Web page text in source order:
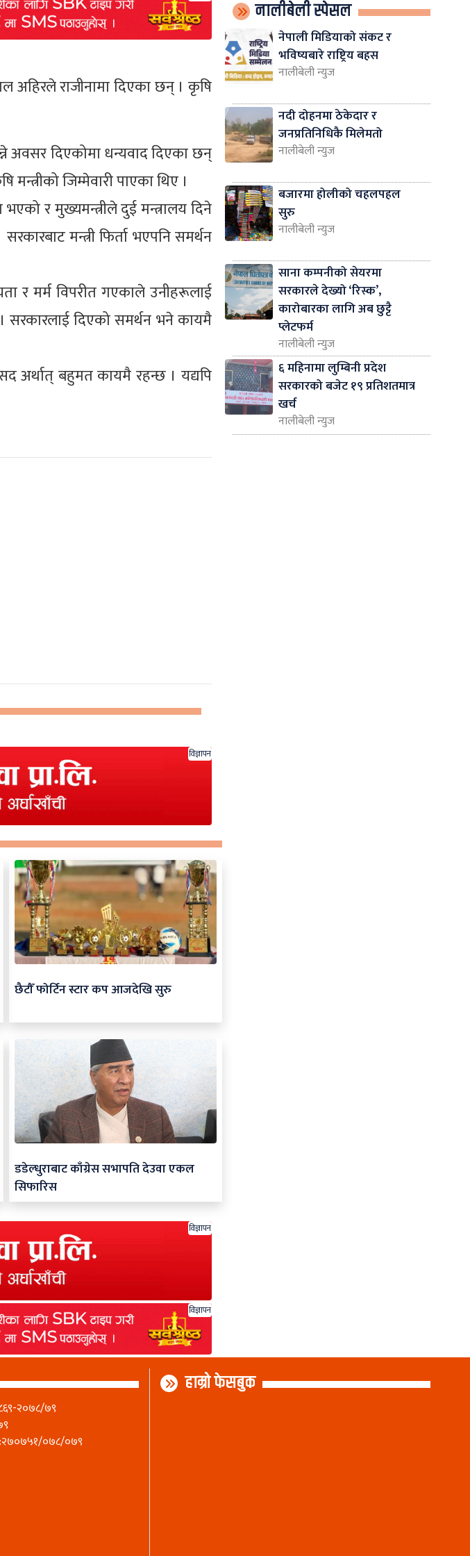
अहिरले राजीनामा दिएका छन् । कृषि
अवसर दिएकोमा धन्यवाद दिएका छन्
जिम्मेवारी पाएका थिए ।
र मुख्यमन्त्रीले दुई मन्त्रालय दिने
मन्त्री फिर्ता भएपनि समर्थन
र मर्म विपरीत गएकाले उनीहरूलाई
सरकारलाई दिएको समर्थन भने कायमै
अर्थात् बहुमत कायमै रहन्छ । यद्यपि
विज्ञापन
छैटौँ फोर्टिन स्टार कप आजदेखि सुरु
डडेल्धुराबाट काँग्रेस सभापति देउवा एकल
सिफारिस
विज्ञापन
विज्ञापन
नालीबेली स्पेसल
नेपाली मिडियाको संकट र
भविष्यबारे राष्ट्रिय बहस
नालीबेली न्युज
नदी दोहनमा ठेकेदार र
जनप्रतिनिधिकै मिलेमतो
नालीबेली न्युज
बजारमा होलीको चहलपहल
सुरु
नालीबेली न्युज
साना कम्पनीको सेयरमा
सरकारले देख्यो ‘रिस्क’,
कारोबारका लागि अब छुट्टै
प्लेटफर्म
नालीबेली न्युज
६ महिनामा लुम्बिनी प्रदेश
सरकारको बजेट १९ प्रतिशतमात्र
खर्च
नालीबेली न्युज
२०७८/७९
०७८/०७९
हाम्रो फेसबुक